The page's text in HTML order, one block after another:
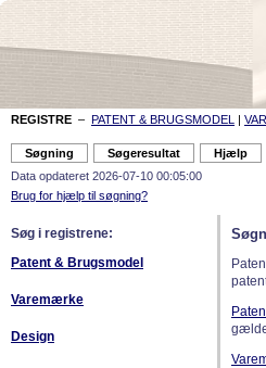
REGISTRE – PATENT & BRUGSMODEL |
Data opdateret 2026-07-10 00:05:00
Brug for hjælp til søgning?
Søg i registrene:
Patent & Brugsmodel
Varemærke
Design